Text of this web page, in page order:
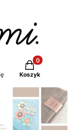
Produkty w
Koszyk